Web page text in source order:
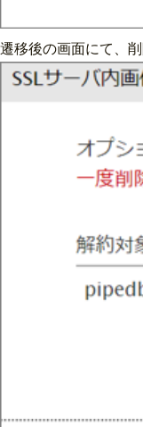
遷移後の画面にて、